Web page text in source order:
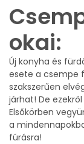
okai:
Új konyha és
esete a csempe
szakszerűen
járhat! De
Elsőkörben
a
fúrásra!